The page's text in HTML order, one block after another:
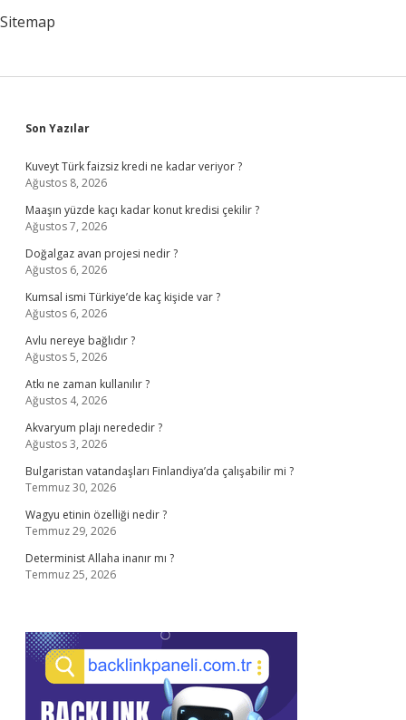
Sitemap
Sidebar
Son Yazılar
Kuveyt Türk faizsiz kredi ne kadar veriyor ?
Ağustos 8, 2026
Maaşın yüzde kaçı kadar konut kredisi çekilir ?
Ağustos 7, 2026
Doğalgaz avan projesi nedir ?
Ağustos 6, 2026
Kumsal ismi Türkiye’de kaç kişide var ?
Ağustos 6, 2026
Avlu nereye bağlıdır ?
Ağustos 5, 2026
Atkı ne zaman kullanılır ?
Ağustos 4, 2026
Akvaryum plajı nerededir ?
Ağustos 3, 2026
Bulgaristan vatandaşları Finlandiya’da çalışabilir mi ?
Temmuz 30, 2026
Wagyu etinin özelliği nedir ?
Temmuz 29, 2026
Determinist Allaha inanır mı ?
Temmuz 25, 2026